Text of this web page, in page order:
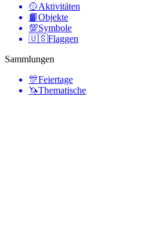
🥎Aktivitäten
📙Objekte
💯Symbole
🇺🇸Flaggen
Sammlungen
🎊Feiertage
🦄Thematische